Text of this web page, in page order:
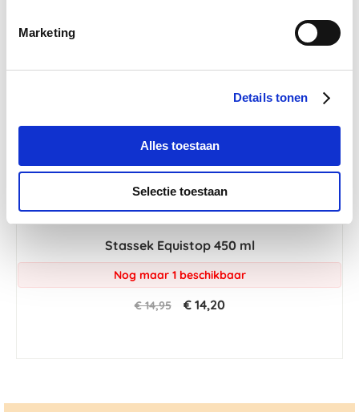
Marketing
Details tonen
Alles toestaan
Selectie toestaan
Stassek Equistop 450 ml
Nog maar 1 beschikbaar
€ 14,95 € 14,20